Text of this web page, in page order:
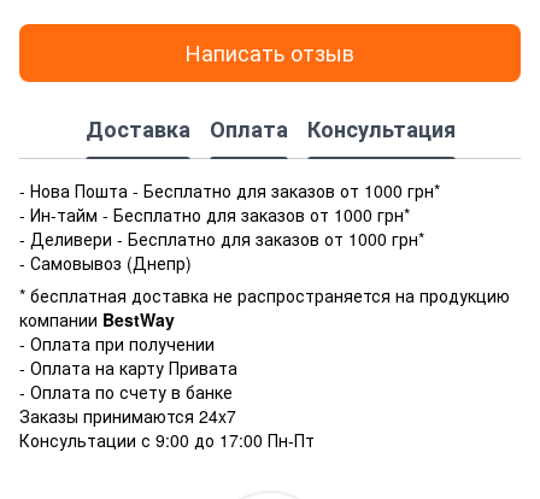
Написать отзыв
Доставка Оплата Консультация
- Нова Пошта - Бесплатно для заказов от 1000 грн*
- Ин-тайм - Бесплатно для заказов от 1000 грн*
- Деливери - Бесплатно для заказов от 1000 грн*
- Самовывоз (Днепр)
* бесплатная доставка не распространяется на продукцию
компании BestWay
- Оплата при получении
- Оплата на карту Привата
- Оплата по счету в банке
Заказы принимаются 24x7
Консультации с 9:00 до 17:00 Пн-Пт